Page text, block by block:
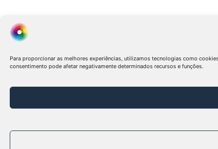
Para proporcionar as melhores experiências, utilizamos tecnologias como
consentimento pode afetar negativamente determinados recursos e funções.